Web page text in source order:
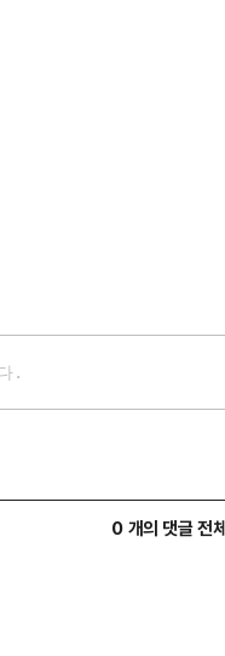
0 개의 댓글 전